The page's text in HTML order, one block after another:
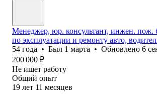
Менеджер, юр. консультант, инжен. пож.
по эксплуатации и ремонту авто,
54 года • Был 1 марта • Обновлено 6
200 000 ₽
Не ищет работу
Общий опыт
19 лет 11 месяцев